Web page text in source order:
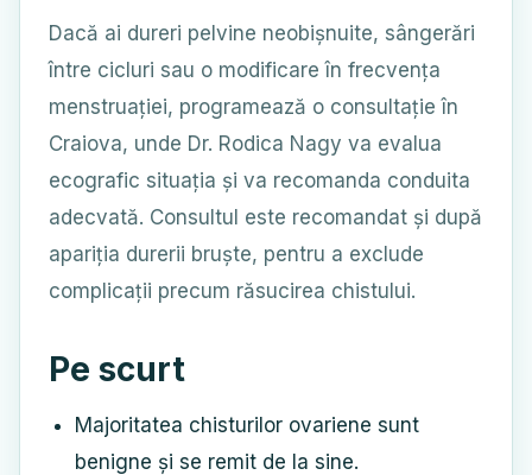
Dacă ai dureri pelvine neobișnuite, sângerări
între cicluri sau o modificare în frecvența
menstruației, programează o consultație în
Craiova, unde Dr. Rodica Nagy va evalua
ecografic situația și va recomanda conduita
adecvată. Consultul este recomandat și după
apariția durerii bruște, pentru a exclude
complicații precum răsucirea chistului.
Pe scurt
Majoritatea chisturilor ovariene sunt
benigne și se remit de la sine.